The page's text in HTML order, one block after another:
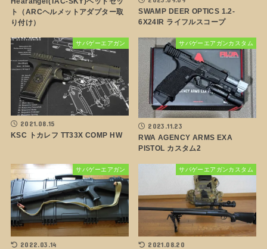
ト（ARCヘルメットアダプター取
り付け）
SWAMP DEER OPTICS 1.2-
6X24IR ライフルスコープ
サバゲーエアガン
2021.08.15
KSC トカレフ TT33X COMP HW
サバゲーエアガンカスタム
2023.11.23
RWA AGENCY ARMS EXA
PISTOL カスタム2
サバゲーエアガン
2022.03.14
サバゲーエアガンカスタム
2021.08.20